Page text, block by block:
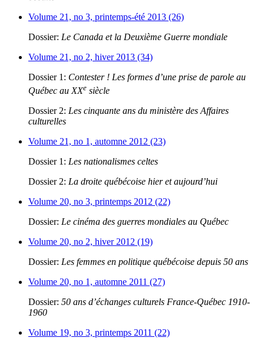
Volume 21, no 3, printemps-été 2013 (26)
Dossier: Le Canada et la Deuxième Guerre mondiale
Volume 21, no 2, hiver 2013 (34)
Dossier 1: Contester ! Les formes d’une prise de parole au
Québec au XXe siècle
Dossier 2: Les cinquante ans du ministère des Affaires
culturelles
Volume 21, no 1, automne 2012 (23)
Dossier 1: Les nationalismes celtes
Dossier 2: La droite québécoise hier et aujourd’hui
Volume 20, no 3, printemps 2012 (22)
Dossier: Le cinéma des guerres mondiales au Québec
Volume 20, no 2, hiver 2012 (19)
Dossier: Les femmes en politique québécoise depuis 50 ans
Volume 20, no 1, automne 2011 (27)
Dossier: 50 ans d’échanges culturels France-Québec 1910-
1960
Volume 19, no 3, printemps 2011 (22)